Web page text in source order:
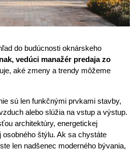
do budúcnosti oknárskeho
vedúci manažér predaja zo
aké zmeny a trendy môžeme
sú len funkčnými prvkami stavby,
alebo slúžia na vstup a výstup.
architektúry, energetickej
štýlu. Ak sa chystáte
len nadšenec moderného bývania,